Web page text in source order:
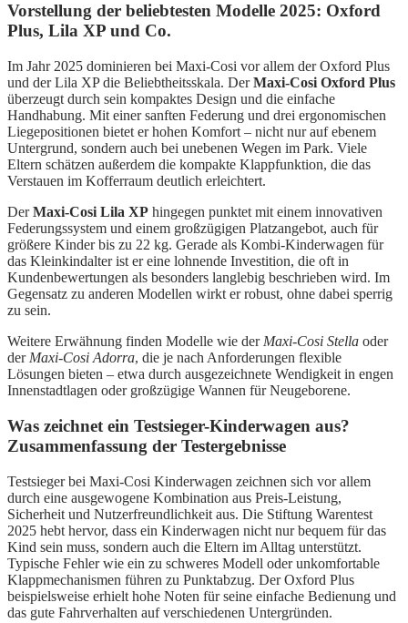
Vorstellung der beliebtesten Modelle 2025: Oxford
Plus, Lila XP und Co.
Im Jahr 2025 dominieren bei Maxi-Cosi vor allem der Oxford Plus
und der Lila XP die Beliebtheitsskala. DerMaxi-Cosi Oxford Plus
überzeugt durch sein kompaktes Design und die einfache
Handhabung. Mit einer sanften Federung und drei ergonomischen
Liegepositionen bietet er hohen Komfort – nicht nur auf ebenem
Untergrund, sondern auch bei unebenen Wegen im Park. Viele
Eltern schätzen außerdem die kompakte Klappfunktion, die das
Verstauen im Kofferraum deutlich erleichtert.
DerMaxi-Cosi Lila XP hingegen punktet mit einem innovativen
Federungssystem und einem großzügigen Platzangebot, auch für
größere Kinder bis zu 22 kg. Gerade als Kombi-Kinderwagen für
das Kleinkindalter ist er eine lohnende Investition, die oft in
Kundenbewertungen als besonders langlebig beschrieben wird. Im
Gegensatz zu anderen Modellen wirkt er robust, ohne dabei sperrig
zu sein.
Weitere Erwähnung finden Modelle wie der Maxi-Cosi Stella oder
der Maxi-Cosi Adorra, die je nach Anforderungen flexible
Lösungen bieten – etwa durch ausgezeichnete Wendigkeit in engen
Innenstadtlagen oder großzügige Wannen für Neugeborene.
Was zeichnet ein Testsieger-Kinderwagen aus?
Zusammenfassung der Testergebnisse
Testsieger bei Maxi-Cosi Kinderwagen zeichnen sich vor allem
durch eine ausgewogene Kombination aus Preis-Leistung,
Sicherheit und Nutzerfreundlichkeit aus. Die Stiftung Warentest
2025 hebt hervor, dass ein Kinderwagen nicht nur bequem für das
Kind sein muss, sondern auch die Eltern im Alltag unterstützt.
Typische Fehler wie ein zu schweres Modell oder unkomfortable
Klappmechanismen führen zu Punktabzug. Der Oxford Plus
beispielsweise erhielt hohe Noten für seine einfache Bedienung und
das gute Fahrverhalten auf verschiedenen Untergründen.